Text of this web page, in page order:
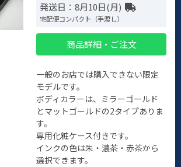
発送日：8月10日(月)
宅配便コンパクト（手渡し）
商品詳細・ご注文
一般のお店では購入できない限定
モデルです。
ボディカラーは、ミラーゴールド
とマットゴールドの2タイプありま
す。
専用化粧ケース付きです。
インクの色は朱・濃茶・赤茶から
選択できます。